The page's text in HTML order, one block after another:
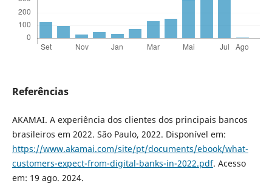
Referências
AKAMAI. A experiência dos clientes dos principais bancos
brasileiros em 2022. São Paulo, 2022. Disponível em:
https://www.akamai.com/site/pt/documents/ebook/what-
customers-expect-from-digital-banks-in-2022.pdf. Acesso
em: 19 ago. 2024.